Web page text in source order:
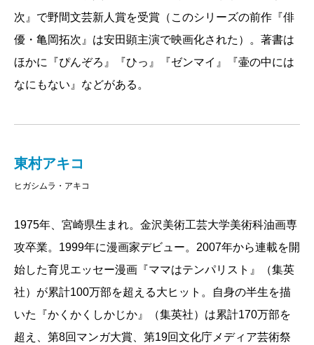
次』で野間文芸新人賞を受賞（このシリーズの前作『俳
優・亀岡拓次』は安田顕主演で映画化された）。著書は
ほかに『ぴんぞろ』『ひっ』『ゼンマイ』『壷の中には
なにもない』などがある。
東村アキコ
ヒガシムラ・アキコ
1975年、宮崎県生まれ。金沢美術工芸大学美術科油画専
攻卒業。1999年に漫画家デビュー。2007年から連載を開
始した育児エッセー漫画『ママはテンパリスト』（集英
社）が累計100万部を超える大ヒット。自身の半生を描
いた『かくかくしかじか』（集英社）は累計170万部を
超え、第8回マンガ大賞、第19回文化庁メディア芸術祭